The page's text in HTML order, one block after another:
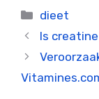
dieet
Is